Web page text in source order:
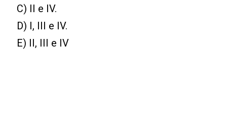
C) II e IV.
D) I, III e IV.
E) II, III e IV